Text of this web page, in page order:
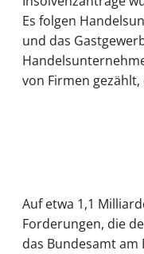
Es folgen
und das
von Firmen
Auf etwa 1,1
Forderungen, die
das Bundesamt am